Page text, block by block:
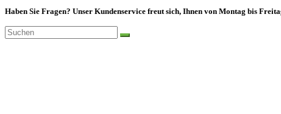
Haben Sie Fragen? Unser Kundenservice freut sich, Ihnen von Montag bis